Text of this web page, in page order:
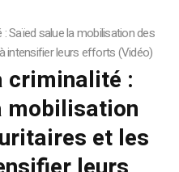
Saïed salue la mobilisation des
intensifier leurs efforts (Vidéo)
criminalité :
mobilisation
et les